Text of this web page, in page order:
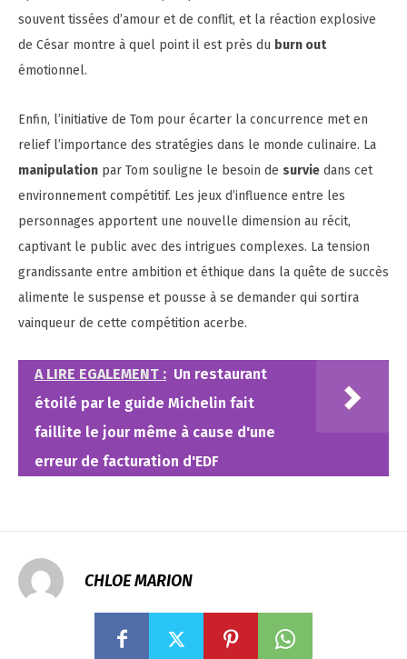
souvent tissées d’amour et de conflit, et la réaction explosive
de César montre à quel point il est près du burn out
émotionnel.
Enfin, l’initiative de Tom pour écarter la concurrence met en
relief l’importance des stratégies dans le monde culinaire. La
manipulation par Tom souligne le besoin de survie dans cet
environnement compétitif. Les jeux d’influence entre les
personnages apportent une nouvelle dimension au récit,
captivant le public avec des intrigues complexes. La tension
grandissante entre ambition et éthique dans la quête de succès
alimente le suspense et pousse à se demander qui sortira
vainqueur de cette compétition acerbe.
A LIRE EGALEMENT : Un restaurant
étoilé par le guide Michelin fait
faillite le jour même à cause d'une
erreur de facturation d'EDF
CHLOE MARION